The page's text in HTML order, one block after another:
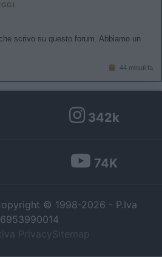
scrivo su questo forum. Abbiamo un
44 minuti fa
342k
74K
© 1998-2026 - P.Iva
PrivacySitemap